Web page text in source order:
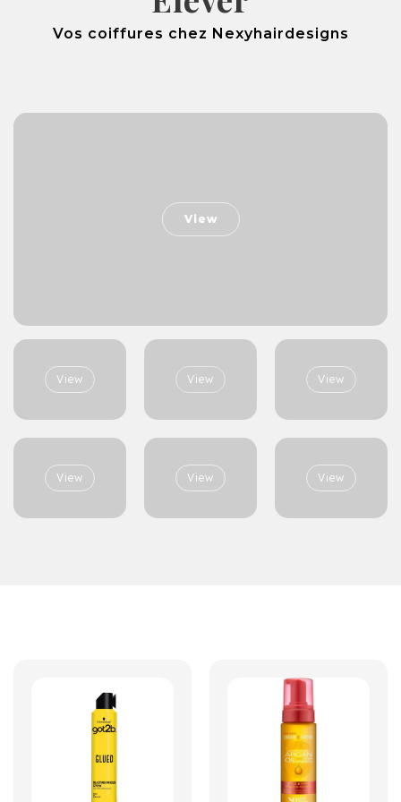
Vos coiffures chez Nexyhairdesigns
View
View View View
View View View